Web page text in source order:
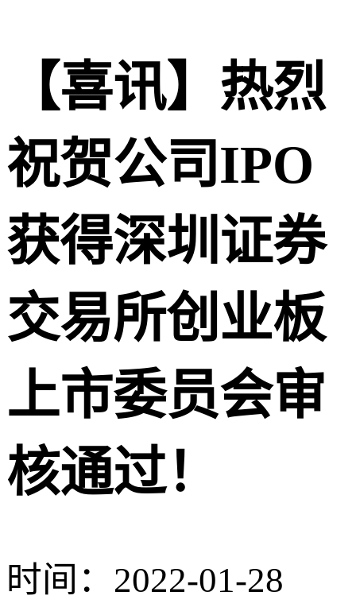
【喜讯】热烈
祝贺公司IPO
获得深圳证券
交易所创业板
上市委员会审
核通过！
时间：2022-01-28